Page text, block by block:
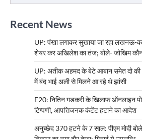
Recent News
UP: पंखा लगाकर सुखाया जा रहा लखनऊ-
शेयर कर अखिलेश का तंज; बोले- जोखिम कौन
UP: अतीक अहमद के बेटे आबान समेत दो की
में बंद भाई अली से मिलने आ रहे थे झांसी
E20: नितिन गडकरी के खिलाफ ऑनलाइन
टिप्पणी, आपत्तिजनक कंटेंट हटाने का आदेश
अनुच्छेद 370 हटने के 7 साल: पीएम मोदी